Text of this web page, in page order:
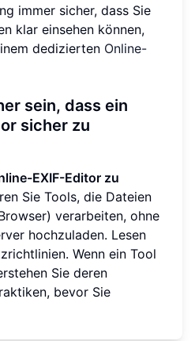
immer sicher, dass Sie
klar einsehen können,
dedizierten Online-
sein, dass ein
sicher zu
EXIF-Editor zu
Sie Tools, die Dateien
verarbeiten, ohne
hochzuladen. Lesen
Wenn ein Tool
Sie deren
bevor Sie